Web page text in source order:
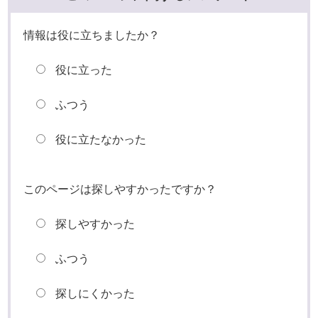
情報は役に立ちましたか？
役に立った
ふつう
役に立たなかった
このページは探しやすかったですか？
探しやすかった
ふつう
探しにくかった